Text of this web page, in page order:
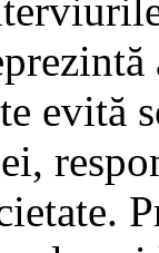
evită